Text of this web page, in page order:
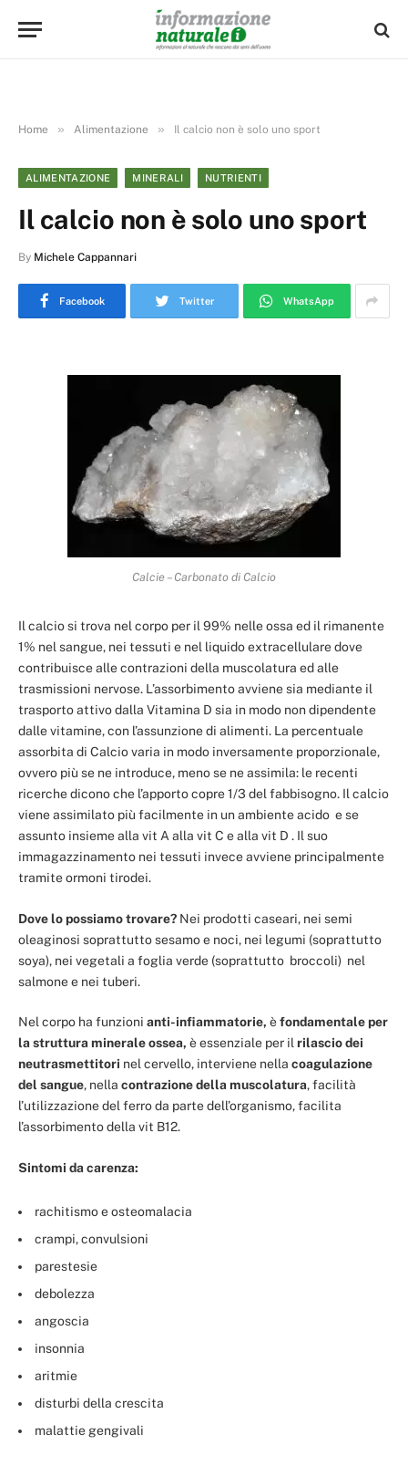
Home » Alimentazione » Il calcio non è solo uno sport
ALIMENTAZIONE MINERALI NUTRIENTI
Il calcio non è solo uno sport
By Michele Cappannari
Facebook Twitter WhatsApp
Calcie – Carbonato di Calcio
Il calcio si trova nel corpo per il 99% nelle ossa ed il rimanente
1% nel sangue, nei tessuti e nel liquido extracellulare dove
contribuisce alle contrazioni della muscolatura ed alle
trasmissioni nervose. L’assorbimento avviene sia mediante il
trasporto attivo dalla Vitamina D sia in modo non dipendente
dalle vitamine, con l’assunzione di alimenti. La percentuale
assorbita di Calcio varia in modo inversamente proporzionale,
ovvero più se ne introduce, meno se ne assimila: le recenti
ricerche dicono che l’apporto copre 1/3 del fabbisogno. Il calcio
viene assimilato più facilmente in un ambiente acido e se
assunto insieme alla vit A alla vit C e alla vit D . Il suo
immagazzinamento nei tessuti invece avviene principalmente
tramite ormoni tirodei.
Dove lo possiamo trovare? Nei prodotti caseari, nei semi
oleaginosi soprattutto sesamo e noci, nei legumi (soprattutto
soya), nei vegetali a foglia verde (soprattutto broccoli) nel
salmone e nei tuberi.
Nel corpo ha funzioni anti-infiammatorie, èfondamentale per
la struttura minerale ossea, è essenziale per ilrilascio dei
neutrasmettitori nel cervello, interviene nella coagulazione
del sangue, nella contrazione della muscolatura, facilità
l’utilizzazione del ferro da parte dell’organismo, facilita
l’assorbimento della vit B12.
Sintomi da carenza:
rachitismo e osteomalacia
crampi, convulsioni
parestesie
debolezza
angoscia
insonnia
aritmie
disturbi della crescita
malattie gengivali